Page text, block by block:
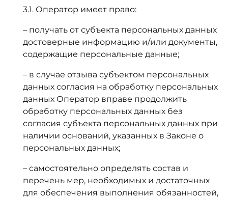
3.1. Оператор имеет право:
– получать от субъекта персональных данных
достоверные информацию и/или документы,
содержащие персональные данные;
– в случае отзыва субъектом персональных
данных согласия на обработку персональных
данных Оператор вправе продолжить
обработку персональных данных без
согласия субъекта персональных данных при
наличии оснований, указанных в Законе о
персональных данных;
– самостоятельно определять состав и
перечень мер, необходимых и достаточных
для обеспечения выполнения обязанностей,